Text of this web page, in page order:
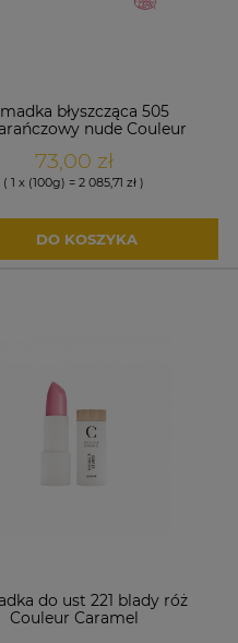
błyszcząca 505
nude Couleur
73,00 zł
( 1 x (100g) = 2 085,71 zł )
DO KOSZYKA
do ust 221 blady róż
Couleur Caramel